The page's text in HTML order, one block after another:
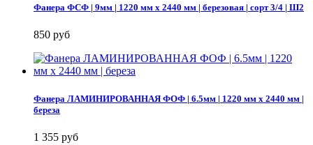
Фанера ФСФ | 9мм | 1220 мм х 2440 мм | березовая | сорт 3/4 | Ш2
850 руб
Фанера ЛАМИНИРОВАННАЯ ФОФ | 6.5мм | 1220 мм х 2440 мм |
береза
1 355 руб